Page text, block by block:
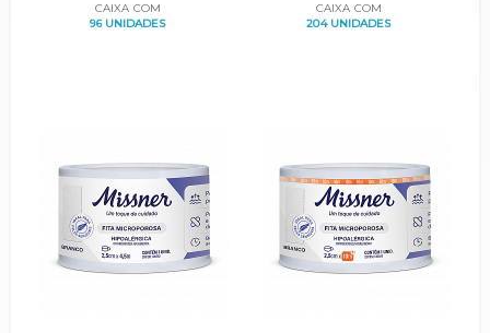
CAIXA COM
96 UNIDADES
CAIXA COM
204 UNIDADES